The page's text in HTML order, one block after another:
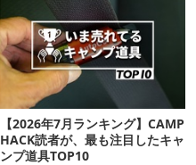
【2026年7月ランキング】CAMP
HACK読者が、最も注目したキャ
ンプ道具TOP10